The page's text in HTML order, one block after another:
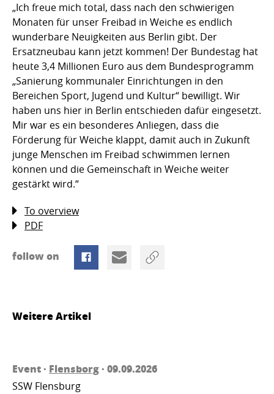
„Ich freue mich total, dass nach den schwierigen
Monaten für unser Freibad in Weiche es endlich
wunderbare Neuigkeiten aus Berlin gibt. Der
Ersatzneubau kann jetzt kommen! Der Bundestag hat
heute 3,4 Millionen Euro aus dem Bundesprogramm
„Sanierung kommunaler Einrichtungen in den
Bereichen Sport, Jugend und Kultur“ bewilligt. Wir
haben uns hier in Berlin entschieden dafür eingesetzt.
Mir war es ein besonderes Anliegen, dass die
Förderung für Weiche klappt, damit auch in Zukunft
junge Menschen im Freibad schwimmen lernen
können und die Gemeinschaft in Weiche weiter
gestärkt wird.“
To overview
PDF
follow on
Weitere Artikel
Event · Flensborg· 09.09.2026
SSW Flensburg